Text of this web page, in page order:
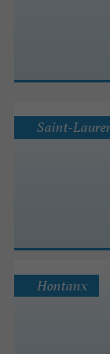
Saint-
Hontanx